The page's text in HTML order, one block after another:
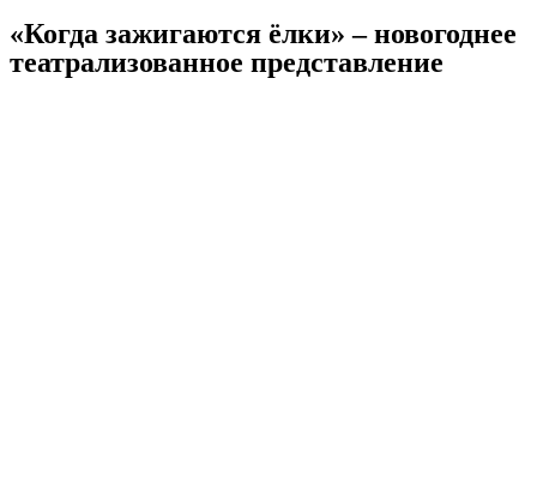
«Когда зажигаются ёлки» – новогоднее
театрализованное представление